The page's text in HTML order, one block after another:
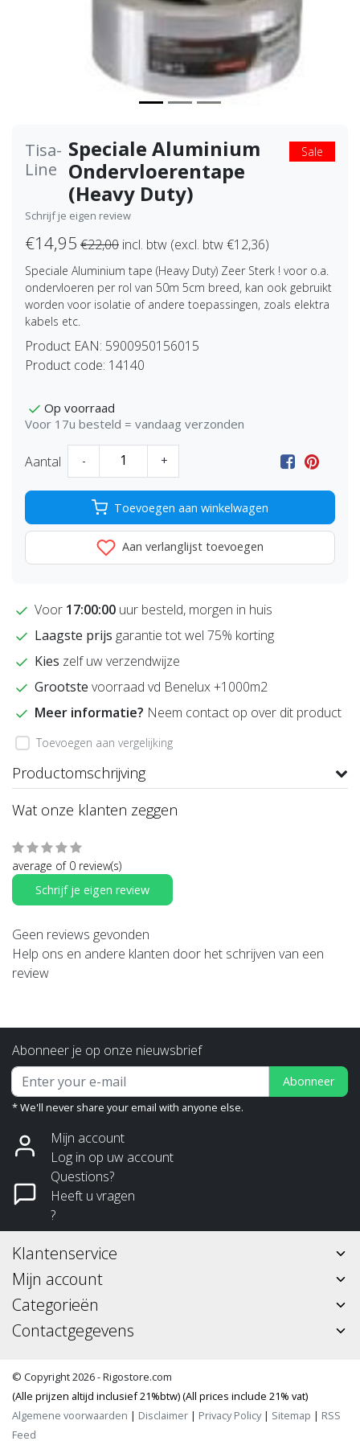
Tisa-
Line
Speciale Aluminium
Ondervloerentape
(Heavy Duty)
Sale
Schrijf je eigen review
€14,95 €22,00 incl. btw (excl. btw €12,36)
Speciale Aluminium tape (Heavy Duty) Zeer Sterk ! voor o.a.
ondervloeren per rol van 50m 5cm breed, kan ook gebruikt
worden voor isolatie of andere toepassingen, zoals elektra
kabels etc.
Product EAN: 5900950156015
Product code: 14140
Op voorraad
Voor 17u besteld = vandaag verzonden
Aantal - +
Toevoegen aan winkelwagen
Aan verlanglijst toevoegen
Voor 17:00:00 uur besteld, morgen in huis
Laagste prijs garantie tot wel 75% korting
Kies zelf uw verzendwijze
Grootste voorraad vd Benelux +1000m2
Meer informatie? Neem contact op over dit product
Toevoegen aan vergelijking
Productomschrijving
Wat onze klanten zeggen
average of 0 review(s)
Schrijf je eigen review
Geen reviews gevonden
Help ons en andere klanten door het schrijven van een
review
Abonneer je op onze nieuwsbrief
Abonneer
* We'll never share your email with anyone else.
Mijn account
Log in op uw account
Questions?
Heeft u vragen
?
Klantenservice
Mijn account
Categorieën
Contactgegevens
© Copyright 2026 - Rigostore.com
(Alle prijzen altijd inclusief 21%btw) (All prices include 21% vat)
Algemene voorwaarden | Disclaimer | Privacy Policy| Sitemap | RSS
Feed